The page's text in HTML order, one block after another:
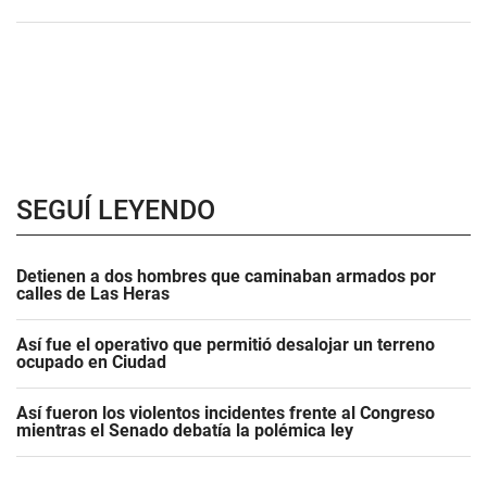
SEGUÍ LEYENDO
Detienen a dos hombres que caminaban armados por
calles de Las Heras
Así fue el operativo que permitió desalojar un terreno
ocupado en Ciudad
Así fueron los violentos incidentes frente al Congreso
mientras el Senado debatía la polémica ley